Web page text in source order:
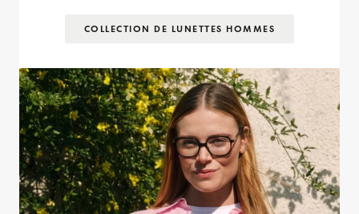
COLLECTION DE LUNETTES HOMMES